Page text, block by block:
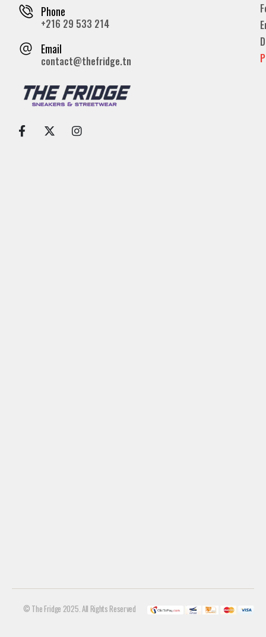
Phone
+216 29 533 214
Email
contact@thefridge.tn
© The Fridge 2025. All Rights Reserved